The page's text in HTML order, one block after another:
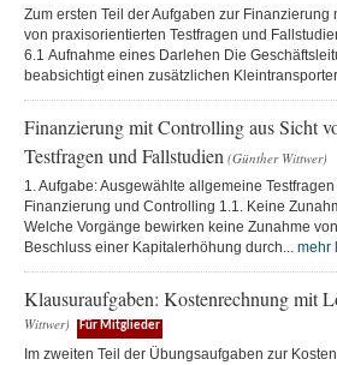
Zum ersten Teil der Aufgaben zur Finanzierung
von praxisorientierten Testfragen und
6.1 Aufnahme eines Darlehen Die
beabsichtigt einen zusätzlichen
Finanzierung mit Controlling aus Sicht
Testfragen und Fallstudien (Günther Wittwer)
1. Aufgabe: Ausgewählte allgemeine
Finanzierung und Controlling 1.1. Keine
Welche Vorgänge bewirken keine Zunahme
Beschluss einer Kapitalerhöhung durch... mehr
Klausuraufgaben: Kostenrechnung mit
Wittwer)
Für Mitglieder
Im zweiten Teil der Übungsaufgaben zur